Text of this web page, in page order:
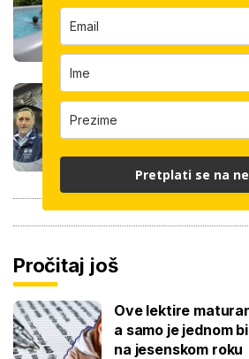
Koliko košta
Pročitaj još
Ove lektire
a samo je jednom
na jesenskom roku
Pretplati se na